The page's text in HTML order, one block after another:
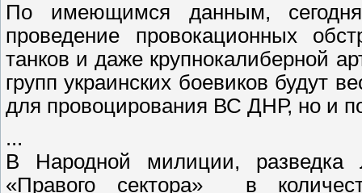
По имеющимся данным,
проведение провокационных
танков и даже крупнокалиберной
групп украинских боевиков будут
для провоцирования ВС ДНР, но и
...
В Народной милиции, разведка
«Правого сектора» в